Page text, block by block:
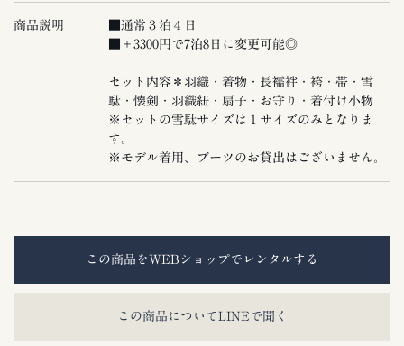
商品説明
■通常３泊４日
■＋3300円で7泊8日に変更可能◎
セット内容＊羽織・着物・長襦袢・袴・帯・雪
駄・懐剣・羽織紐・扇子・お守り・着付け小物
※セットの雪駄サイズは１サイズのみとなりま
す。
※モデル着用、ブーツのお貸出はございません。
この商品をWEBショップでレンタルする
この商品についてLINEで聞く